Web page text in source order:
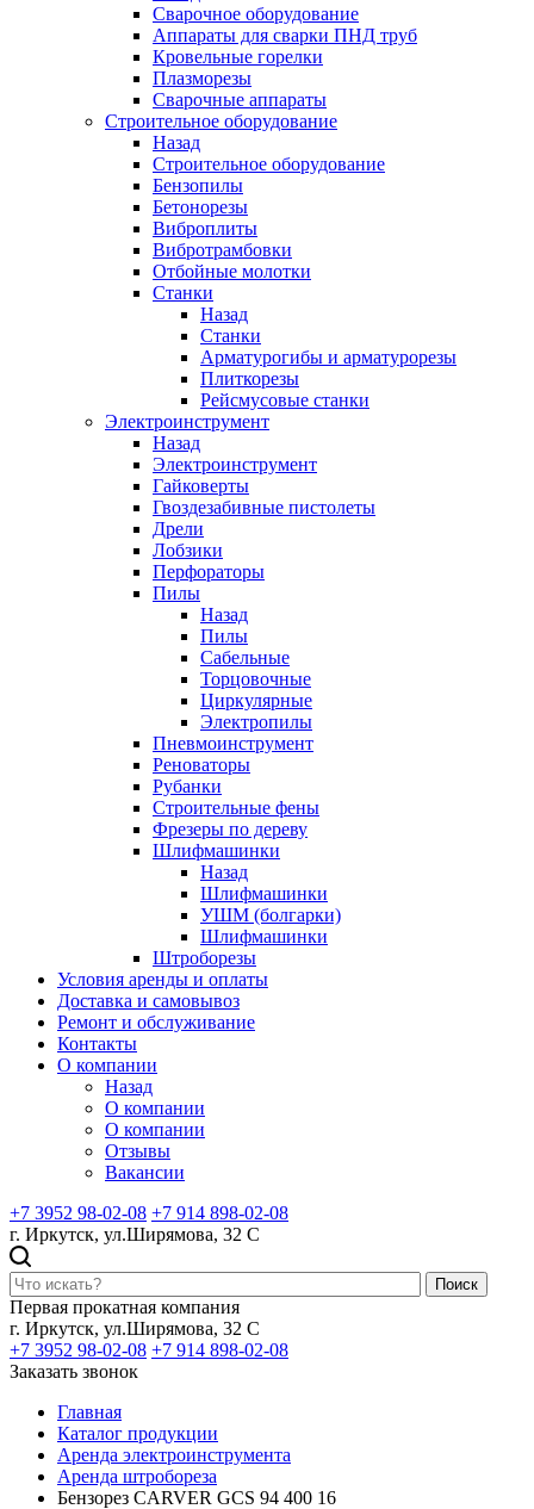
Сварочное оборудование
Аппараты для сварки ПНД труб
Кровельные горелки
Плазморезы
Сварочные аппараты
Строительное оборудование
Назад
Строительное оборудование
Бензопилы
Бетонорезы
Виброплиты
Вибротрамбовки
Отбойные молотки
Станки
Назад
Станки
Арматурогибы и арматурорезы
Плиткорезы
Рейсмусовые станки
Электроинструмент
Назад
Электроинструмент
Гайковерты
Гвоздезабивные пистолеты
Дрели
Лобзики
Перфораторы
Пилы
Назад
Пилы
Сабельные
Торцовочные
Циркулярные
Электропилы
Пневмоинструмент
Реноваторы
Рубанки
Строительные фены
Фрезеры по дереву
Шлифмашинки
Назад
Шлифмашинки
УШМ (болгарки)
Шлифмашинки
Штроборезы
Условия аренды и оплаты
Доставка и самовывоз
Ремонт и обслуживание
Контакты
О компании
Назад
О компании
О компании
Отзывы
Вакансии
+7 3952 98-02-08 +7 914 898-02-08
г. Иркутск, ул.Ширямова, 32 С
Поиск
Первая прокатная компания
г. Иркутск, ул.Ширямова, 32 С
+7 3952 98-02-08 +7 914 898-02-08
Заказать звонок
Главная
Каталог продукции
Аренда электроинструмента
Аренда штробореза
Бензорез CARVER GCS 94 400 16